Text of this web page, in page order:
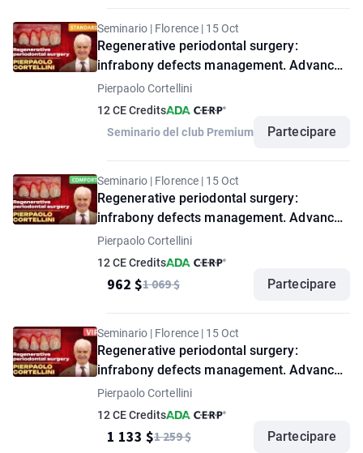
Seminario | Florence | 15 Oct
Regenerative periodontal surgery:
infrabony defects management. Advanced
seminar by Pierpaolo Cortellini. "Standard"
option
Pierpaolo Cortellini
12 CE Credits
Seminario del club Premium
Partecipare
Seminario | Florence | 15 Oct
Regenerative periodontal surgery:
infrabony defects management. Advanced
seminar by Pierpaolo Cortellini. "Comfort"
option
Pierpaolo Cortellini
12 CE Credits
962 $1 069 $ Partecipare
Seminario | Florence | 15 Oct
Regenerative periodontal surgery:
infrabony defects management. Advanced
seminar by Pierpaolo Cortellini. "VIP"
option
Pierpaolo Cortellini
12 CE Credits
1 133 $1 259 $ Partecipare